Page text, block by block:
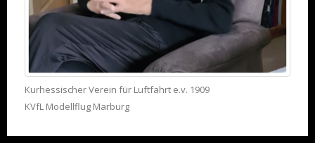
Kurhessischer Verein für Luftfahrt e.v. 1909
KVfL Modellflug Marburg